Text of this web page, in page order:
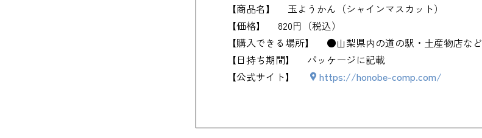
24. 栗せんべい ＜松月堂＞
25. イタリアンロール ＜清月＞
【商品名】
玉ようかん（シャインマスカット）
【価格】
820円（税込）
【購入できる場所】
●山梨県内の道の駅・土産物店など
【日持ち期間】
パッケージに記載
【公式サイト】
https://honobe-comp.com/